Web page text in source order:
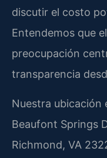
discutir el costo
Entendemos que
preocupación
transparencia
Nuestra ubicación
Beaufont Springs
Richmond, VA